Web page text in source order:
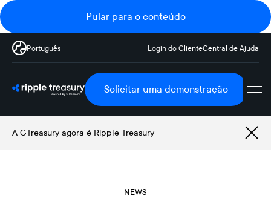
Pular para o conteúdo
Português Login do ClienteCentral de Ajuda
Solicitar uma demonstração
A GTreasury agora é Ripple Treasury
NEWS